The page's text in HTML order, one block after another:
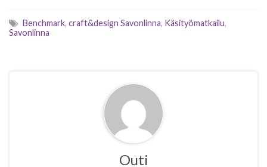
Benchmark, craft&design Savonlinna, Käsityömatkailu,
Savonlinna
Outi